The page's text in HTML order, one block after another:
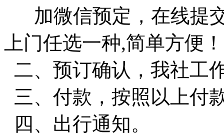
加微信预定，在线提
上门任选一种,简单方便！
二、预订确认，我社工
三、付款，按照以上付
四、出行通知。